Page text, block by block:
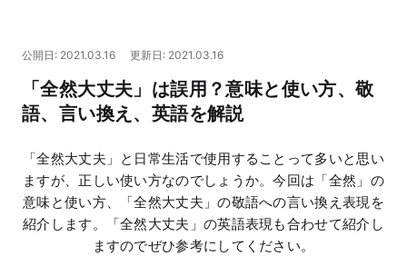
マネー
公開日: 2021.03.16 更新日: 2021.03.16
「全然大丈夫」は誤用？意味と使い方、敬
語、言い換え、英語を解説
「全然大丈夫」と日常生活で使用することって多いと思い
ますが、正しい使い方なのでしょうか。今回は「全然」の
意味と使い方、「全然大丈夫」の敬語への言い換え表現を
紹介します。「全然大丈夫」の英語表現も合わせて紹介し
ますのでぜひ参考にしてください。